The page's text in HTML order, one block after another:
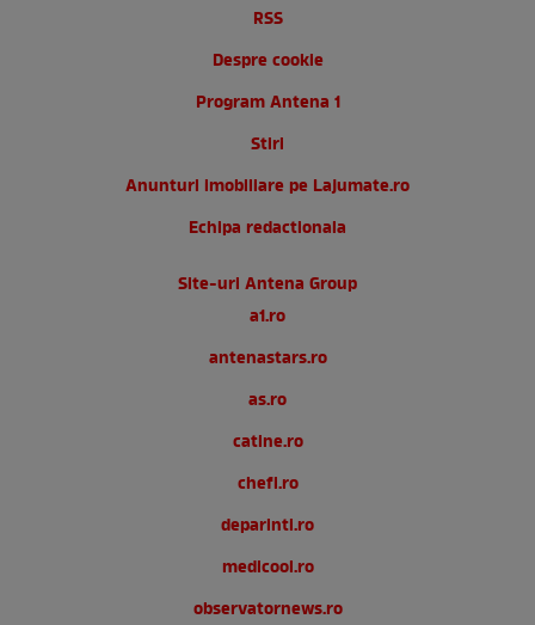
RSS
Despre cookie
Program Antena 1
Stiri
Anunturi imobiliare pe Lajumate.ro
Echipa redactionala
Site-uri Antena Group
a1.ro
antenastars.ro
as.ro
catine.ro
chefi.ro
deparinti.ro
medicool.ro
observatornews.ro